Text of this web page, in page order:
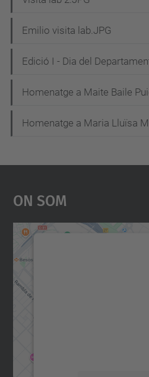
Emilio visita lab.JPG
Edició I - Dia del
Homenatge a Maite Baile
Homenatge a Maria Lluïsa
On Som